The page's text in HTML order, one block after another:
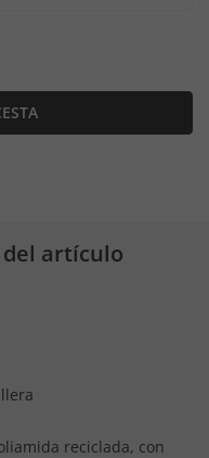
del artículo
reciclada, con